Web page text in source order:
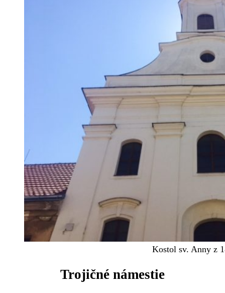
Kostol sv. Anny z
Trojičné námestie